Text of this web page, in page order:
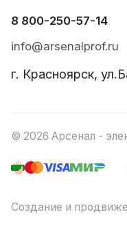
8 800-250-57-14
info@arsenalprof.ru
г. Красноярск,
© 2026 Арсенал -
Создание и